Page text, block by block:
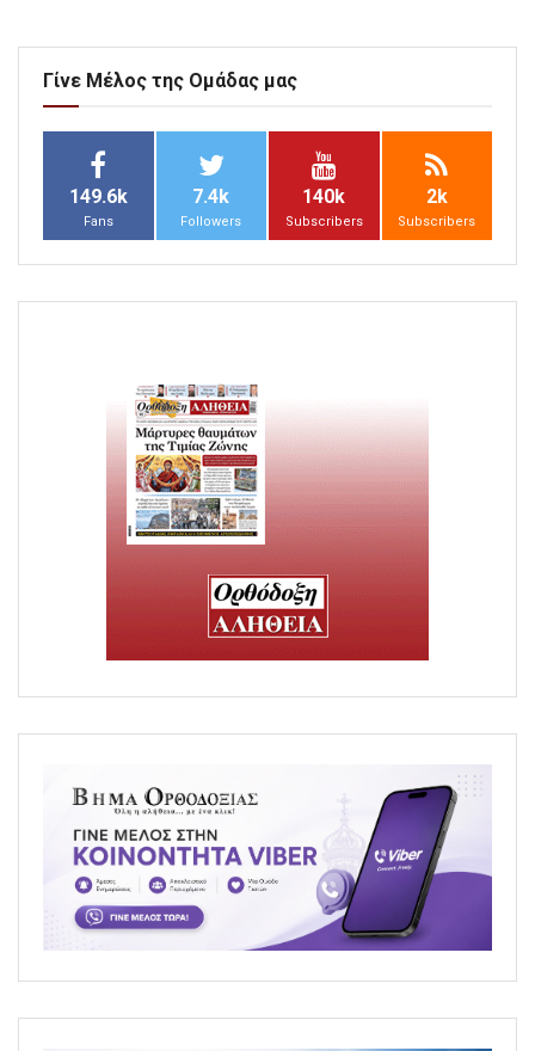
Γίνε Μέλος της Ομάδας μας
149.6k
Fans
7.4k
Followers
140k
Subscribers
2k
Subscribers